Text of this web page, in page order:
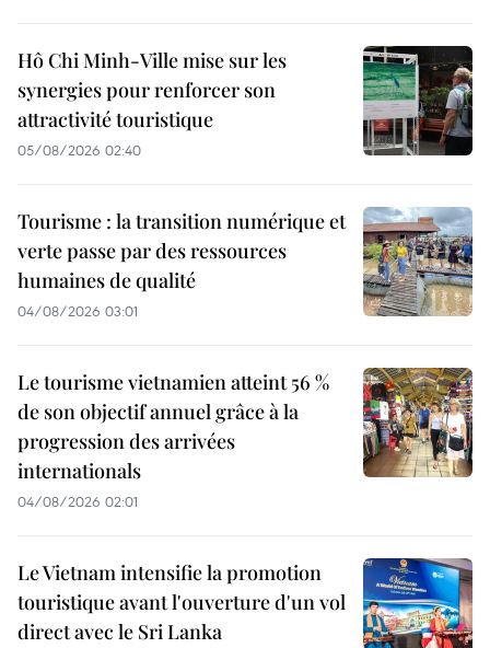
Hô Chi Minh-Ville mise sur les
synergies pour renforcer son
attractivité touristique
05/08/2026 02:40
Tourisme : la transition numérique et
verte passe par des ressources
humaines de qualité
04/08/2026 03:01
Le tourisme vietnamien atteint 56 %
de son objectif annuel grâce à la
progression des arrivées
internationals
04/08/2026 02:01
Le Vietnam intensifie la promotion
touristique avant l'ouverture d'un vol
direct avec le Sri Lanka